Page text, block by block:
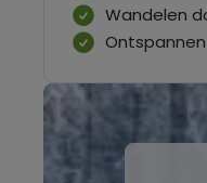
Wandelen